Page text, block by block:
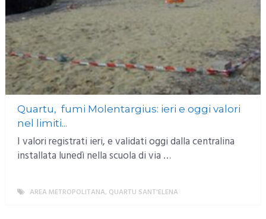
Quartu, fumi Molentargius: ieri e oggi valori
nel limiti...
I valori registrati ieri, e validati oggi dalla centralina
installata lunedì nella scuola di via …
AREA METROPOLITANA, QUARTU SANT'ELENA